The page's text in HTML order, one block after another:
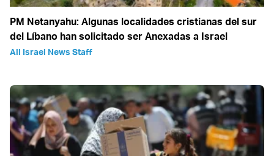
PM Netanyahu: Algunas localidades cristianas del sur
del Líbano han solicitado ser Anexadas a Israel
All Israel News Staff